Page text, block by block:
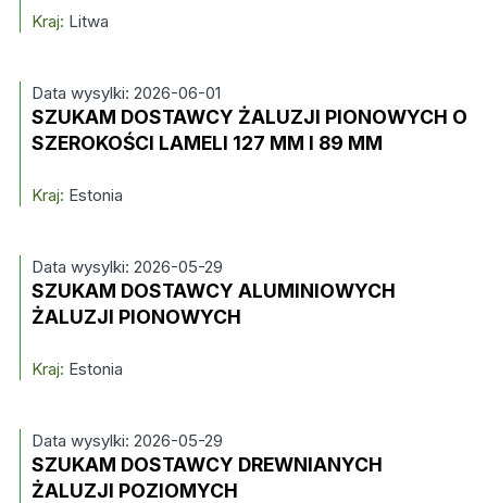
Kraj: Litwa
Data wysylki: 2026-06-01
SZUKAM DOSTAWCY ŻALUZJI PIONOWYCH O
SZEROKOŚCI LAMELI 127 MM I 89 MM
Kraj: Estonia
Data wysylki: 2026-05-29
SZUKAM DOSTAWCY ALUMINIOWYCH
ŻALUZJI PIONOWYCH
Kraj: Estonia
Data wysylki: 2026-05-29
SZUKAM DOSTAWCY DREWNIANYCH
ŻALUZJI POZIOMYCH